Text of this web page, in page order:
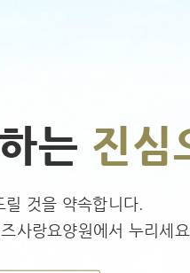
는 진심
것을 약속합니다.
사랑요양원에서 누리세